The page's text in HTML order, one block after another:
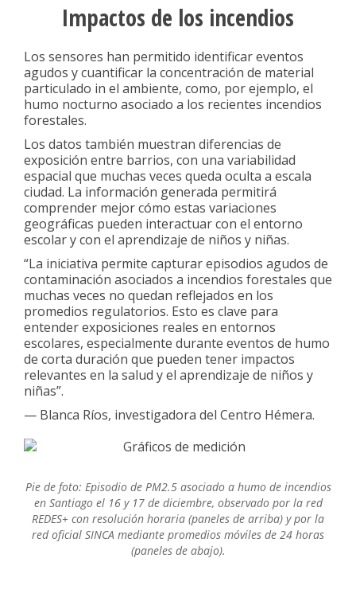
Impactos de los incendios
Los sensores han permitido identificar eventos
agudos y cuantificar la concentración de material
particulado in el ambiente, como, por ejemplo, el
humo nocturno asociado a los recientes incendios
forestales.
Los datos también muestran diferencias de
exposición entre barrios, con una variabilidad
espacial que muchas veces queda oculta a escala
ciudad. La información generada permitirá
comprender mejor cómo estas variaciones
geográficas pueden interactuar con el entorno
escolar y con el aprendizaje de niños y niñas.
“La iniciativa permite capturar episodios agudos de
contaminación asociados a incendios forestales que
muchas veces no quedan reflejados en los
promedios regulatorios. Esto es clave para
entender exposiciones reales en entornos
escolares, especialmente durante eventos de humo
de corta duración que pueden tener impactos
relevantes en la salud y el aprendizaje de niños y
niñas”.
— Blanca Ríos, investigadora del Centro Hémera.
Pie de foto: Episodio de PM2.5 asociado a humo de incendios
en Santiago el 16 y 17 de diciembre, observado por la red
REDES+ con resolución horaria (paneles de arriba) y por la
red oficial SINCA mediante promedios móviles de 24 horas
(paneles de abajo).